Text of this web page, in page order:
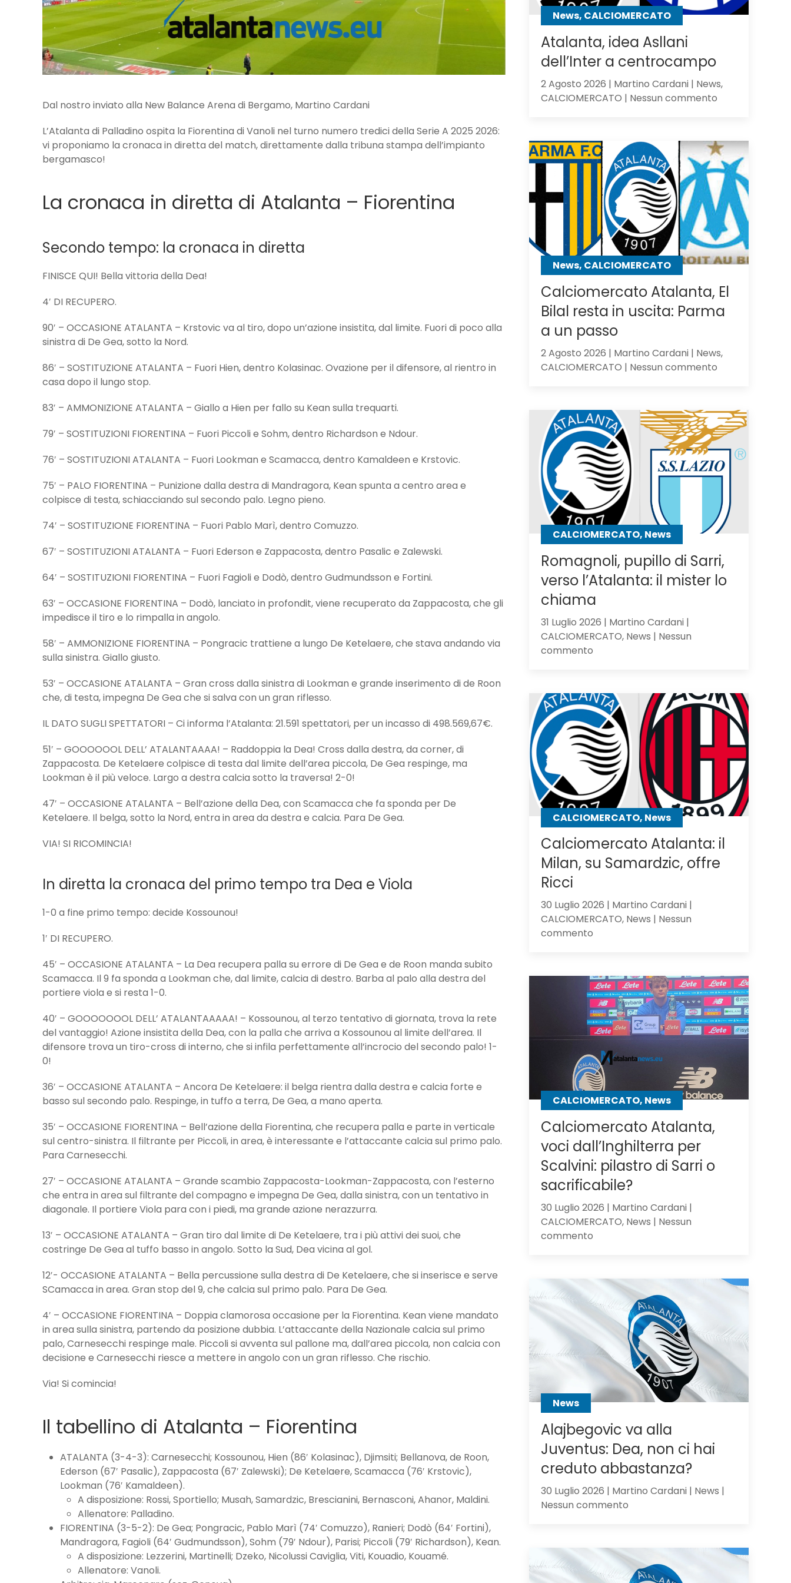
Dal nostro inviato alla New Balance Arena di Bergamo, Martino Cardani
L’Atalanta di Palladino ospita la Fiorentina di Vanoli nel turno numero tredici della Serie A 2025 2026:
vi proponiamo la cronaca in diretta del match, direttamente dalla tribuna stampa dell’impianto
bergamasco!
La cronaca in diretta di Atalanta – Fiorentina
Secondo tempo: la cronaca in diretta
FINISCE QUI! Bella vittoria della Dea!
4′ DI RECUPERO.
90′ – OCCASIONE ATALANTA – Krstovic va al tiro, dopo un’azione insistita, dal limite. Fuori di poco alla
sinistra di De Gea, sotto la Nord.
86′ – SOSTITUZIONE ATALANTA – Fuori Hien, dentro Kolasinac. Ovazione per il difensore, al rientro in
casa dopo il lungo stop.
83′ – AMMONIZIONE ATALANTA – Giallo a Hien per fallo su Kean sulla trequarti.
79′ – SOSTITUZIONI FIORENTINA – Fuori Piccoli e Sohm, dentro Richardson e Ndour.
76′ – SOSTITUZIONI ATALANTA – Fuori Lookman e Scamacca, dentro Kamaldeen e Krstovic.
75′ – PALO FIORENTINA – Punizione dalla destra di Mandragora, Kean spunta a centro area e
colpisce di testa, schiacciando sul secondo palo. Legno pieno.
74′ – SOSTITUZIONE FIORENTINA – Fuori Pablo Marì, dentro Comuzzo.
67′ – SOSTITUZIONI ATALANTA – Fuori Ederson e Zappacosta, dentro Pasalic e Zalewski.
64′ – SOSTITUZIONI FIORENTINA – Fuori Fagioli e Dodò, dentro Gudmundsson e Fortini.
63′ – OCCASIONE FIORENTINA – Dodò, lanciato in profondit, viene recuperato da Zappacosta, che gli
impedisce il tiro e lo rimpalla in angolo.
58′ – AMMONIZIONE FIORENTINA – Pongracic trattiene a lungo De Ketelaere, che stava andando via
sulla sinistra. Giallo giusto.
53′ – OCCASIONE ATALANTA – Gran cross dalla sinistra di Lookman e grande inserimento di de Roon
che, di testa, impegna De Gea che si salva con un gran riflesso.
IL DATO SUGLI SPETTATORI – Ci informa l’Atalanta: 21.591 spettatori, per un incasso di 498.569,67€.
51′ – GOOOOOOL DELL’ ATALANTAAAA! – Raddoppia la Dea! Cross dalla destra, da corner, di
Zappacosta. De Ketelaere colpisce di testa dal limite dell’area piccola, De Gea respinge, ma
Lookman è il più veloce. Largo a destra calcia sotto la traversa! 2-0!
47′ – OCCASIONE ATALANTA – Bell’azione della Dea, con Scamacca che fa sponda per De
Ketelaere. Il belga, sotto la Nord, entra in area da destra e calcia. Para De Gea.
VIA! SI RICOMINCIA!
In diretta la cronaca del primo tempo tra Dea e Viola
1-0 a fine primo tempo: decide Kossounou!
1′ DI RECUPERO.
45′ – OCCASIONE ATALANTA – La Dea recupera palla su errore di De Gea e de Roon manda subito
Scamacca. Il 9 fa sponda a Lookman che, dal limite, calcia di destro. Barba al palo alla destra del
portiere viola e si resta 1-0.
40′ – GOOOOOOOL DELL’ ATALANTAAAAA! – Kossounou, al terzo tentativo di giornata, trova la rete
del vantaggio! Azione insistita della Dea, con la palla che arriva a Kossounou al limite dell’area. Il
difensore trova un tiro-cross di interno, che si infila perfettamente all’incrocio del secondo palo! 1-
0!
36′ – OCCASIONE ATALANTA – Ancora De Ketelaere: il belga rientra dalla destra e calcia forte e
basso sul secondo palo. Respinge, in tuffo a terra, De Gea, a mano aperta.
35′ – OCCASIONE FIORENTINA – Bell’azione della Fiorentina, che recupera palla e parte in verticale
sul centro-sinistra. Il filtrante per Piccoli, in area, è interessante e l’attaccante calcia sul primo palo.
Para Carnesecchi.
27′ – OCCASIONE ATALANTA – Grande scambio Zappacosta-Lookman-Zappacosta, con l’esterno
che entra in area sul filtrante del compagno e impegna De Gea, dalla sinistra, con un tentativo in
diagonale. Il portiere Viola para con i piedi, ma grande azione nerazzurra.
13′ – OCCASIONE ATALANTA – Gran tiro dal limite di De Ketelaere, tra i più attivi dei suoi, che
costringe De Gea al tuffo basso in angolo. Sotto la Sud, Dea vicina al gol.
12′- OCCASIONE ATALANTA – Bella percussione sulla destra di De Ketelaere, che si inserisce e serve
SCamacca in area. Gran stop del 9, che calcia sul primo palo. Para De Gea.
4′ – OCCASIONE FIORENTINA – Doppia clamorosa occasione per la Fiorentina. Kean viene mandato
in area sulla sinistra, partendo da posizione dubbia. L’attaccante della Nazionale calcia sul primo
palo, Carnesecchi respinge male. Piccoli si avventa sul pallone ma, dall’area piccola, non calcia con
decisione e Carnesecchi riesce a mettere in angolo con un gran riflesso. Che rischio.
Via! Si comincia!
Il tabellino di Atalanta – Fiorentina
ATALANTA (3-4-3): Carnesecchi; Kossounou, Hien (86′ Kolasinac), Djimsiti; Bellanova, de Roon,
Ederson (67′ Pasalic), Zappacosta (67′ Zalewski); De Ketelaere, Scamacca (76′ Krstovic),
Lookman (76′ Kamaldeen).
A disposizione: Rossi, Sportiello; Musah, Samardzic, Brescianini, Bernasconi, Ahanor, Maldini.
Allenatore: Palladino.
FIORENTINA (3-5-2): De Gea; Pongracic, Pablo Marì (74′ Comuzzo), Ranieri; Dodò (64′ Fortini),
Mandragora, Fagioli (64′ Gudmundsson), Sohm (79′ Ndour), Parisi; Piccoli (79′ Richardson), Kean.
A disposizione: Lezzerini, Martinelli; Dzeko, Nicolussi Caviglia, Viti, Kouadio, Kouamé.
Allenatore: Vanoli.
contro
gli
News, CALCIOMERCATO
Atalanta, idea Asllani
dell’Inter a centrocampo
2 Agosto 2026 | Martino Cardani | News,
CALCIOMERCATO | Nessun commentosu
Asllani
dell’Inter
a
centrocampo
News, CALCIOMERCATO
Calciomercato Atalanta, El
Bilal resta in uscita: Parma
a un passo
2 Agosto 2026 | Martino Cardani | News,
CALCIOMERCATO | Nessun commentosu
El
Bilal
resta
in
uscita:
Parma
un
passo
CALCIOMERCATO, News
Romagnoli, pupillo di Sarri,
verso l’Atalanta: il mister lo
chiama
31 Luglio 2026 | Martino Cardani |
CALCIOMERCATO, News | Nessun
commentosu
di
Sarri,
verso
l’Atalanta:
il
mister
lo
chiama
CALCIOMERCATO, News
Calciomercato Atalanta: il
Milan, su Samardzic, offre
Ricci
30 Luglio 2026 | Martino Cardani |
CALCIOMERCATO, News | Nessun
commentosu
il
Milan,
su
Samardzic,
offre
CALCIOMERCATO, News
Calciomercato Atalanta,
voci dall’Inghilterra per
Scalvini: pilastro di Sarri o
sacrificabile?
30 Luglio 2026 | Martino Cardani |
CALCIOMERCATO, News | Nessun
commentosu
voci
dall’Inghilterra
per
Scalvini:
pilastro
di
Sarri
o
sacrificabile?
News
Alajbegovic va alla
Juventus: Dea, non ci hai
creduto abbastanza?
30 Luglio 2026 | Martino Cardani | News |
Nessun commentosu
alla
Juventus:
Dea,